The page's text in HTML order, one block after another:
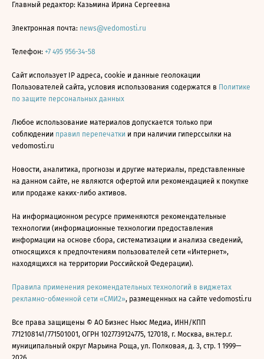
Главный редактор: Казьмина Ирина Сергеевна
Электронная почта: news@vedomosti.ru
Телефон: +7 495 956-34-58
Сайт использует IP адреса, cookie и данные геолокации
Пользователей сайта, условия использования содержатся в Политике
по защите персональных данных
Любое использование материалов допускается только при
соблюдении правил перепечатки и при наличии гиперссылки на
vedomosti.ru
Новости, аналитика, прогнозы и другие материалы, представленные
на данном сайте, не являются офертой или рекомендацией к покупке
или продаже каких-либо активов.
На информационном ресурсе применяются рекомендательные
технологии (информационные технологии предоставления
информации на основе сбора, систематизации и анализа сведений,
относящихся к предпочтениям пользователей сети «Интернет»,
находящихся на территории Российской Федерации).
Правила применения рекомендательных технологий в виджетах
рекламно-обменной сети «СМИ2», размещенных на сайте vedomosti.ru
Все права защищены © АО Бизнес Ньюс Медиа, ИНН/КПП
7712108141/771501001, ОГРН 1027739124775, 127018, г. Москва, вн.тер.г.
муниципальный округ Марьина Роща, ул. Полковая, д. 3, стр. 1 1999—